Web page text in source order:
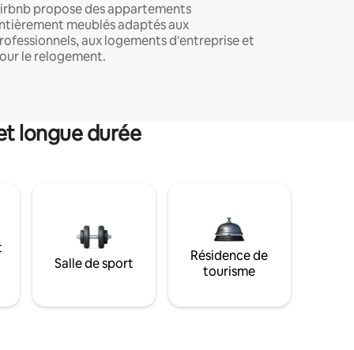
propose des appartements
meublés adaptés aux
aux logements d'entreprise et
le relogement.
longue durée
Salle de sport
Résidence de
tourisme